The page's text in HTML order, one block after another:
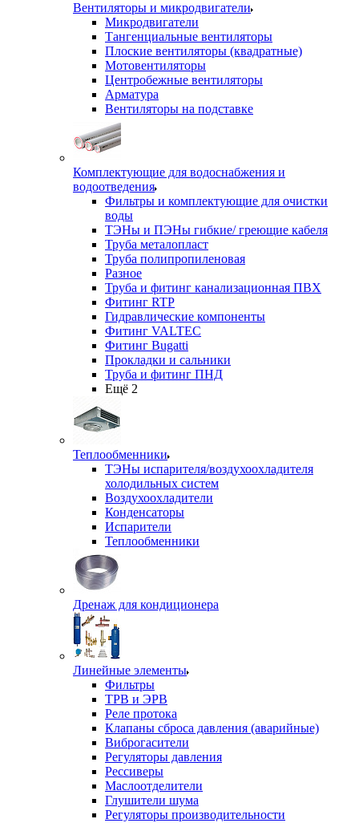
Вентиляторы и микродвигатели
Микродвигатели
Тангенциальные вентиляторы
Плоские вентиляторы (квадратные)
Мотовентиляторы
Центробежные вентиляторы
Арматура
Вентиляторы на подставке
Комплектующие для водоснабжения и
водоотведения
Фильтры и комплектующие для очистки
воды
ТЭНы и ПЭНы гибкие/ греющие кабеля
Труба металопласт
Труба полипропиленовая
Разное
Труба и фитинг канализационная ПВХ
Фитинг RTP
Гидравлические компоненты
Фитинг VALTEC
Фитинг Bugatti
Прокладки и сальники
Труба и фитинг ПНД
Ещё 2
Теплообменники
ТЭНы испарителя/воздухоохладителя
холодильных систем
Воздухоохладители
Конденсаторы
Испарители
Теплообменники
Дренаж для кондиционера
Линейные элементы
Фильтры
ТРВ и ЭРВ
Реле протока
Клапаны сброса давления (аварийные)
Виброгасители
Регуляторы давления
Рессиверы
Маслоотделители
Глушители шума
Регуляторы производительности